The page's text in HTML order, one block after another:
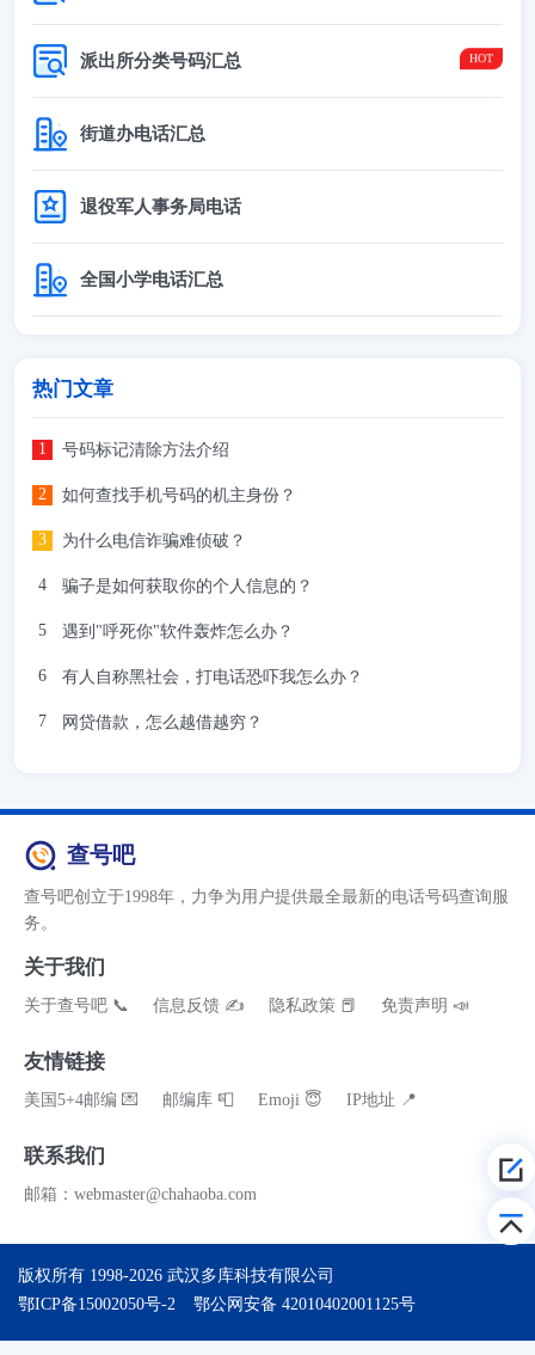
派出所分类号码汇总
街道办电话汇总
退役军人事务局电话
全国小学电话汇总
热门文章
号码标记清除方法介绍
如何查找手机号码的机主身份？
为什么电信诈骗难侦破？
骗子是如何获取你的个人信息的？
遇到"呼死你"软件轰炸怎么办？
有人自称黑社会，打电话恐吓我怎么办？
网贷借款，怎么越借越穷？
查号吧
查号吧创立于1998年，力争为用户提供最全最新的电话号码查询服
务。
关于我们
关于查号吧 📞 信息反馈 ✍ 隐私政策 📕 免责声明 📣
友情链接
美国5+4邮编 💌 邮编库 📮 Emoji 😇 IP地址 📍
联系我们
邮箱：webmaster@chahaoba.com
版权所有 1998-2026 武汉多库科技有限公司
鄂ICP备15002050号-2
鄂公网安备 42010402001125号